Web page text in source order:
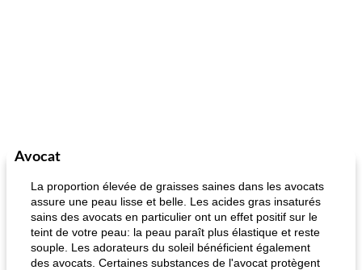
Avocat
La proportion élevée de graisses saines dans les avocats
assure une peau lisse et belle. Les acides gras insaturés
sains des avocats en particulier ont un effet positif sur le
teint de votre peau: la peau paraît plus élastique et reste
souple. Les adorateurs du soleil bénéficient également
des avocats. Certaines substances de l'avocat protègent